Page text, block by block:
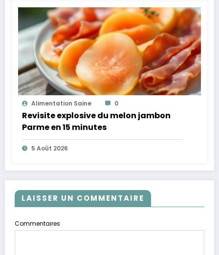
Alimentation Saine 0
Revisite explosive du melon jambon
Parme en 15 minutes
5 Août 2026
LAISSER UN COMMENTAIRE
Commentaires